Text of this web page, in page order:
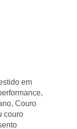
em
Couro
couro